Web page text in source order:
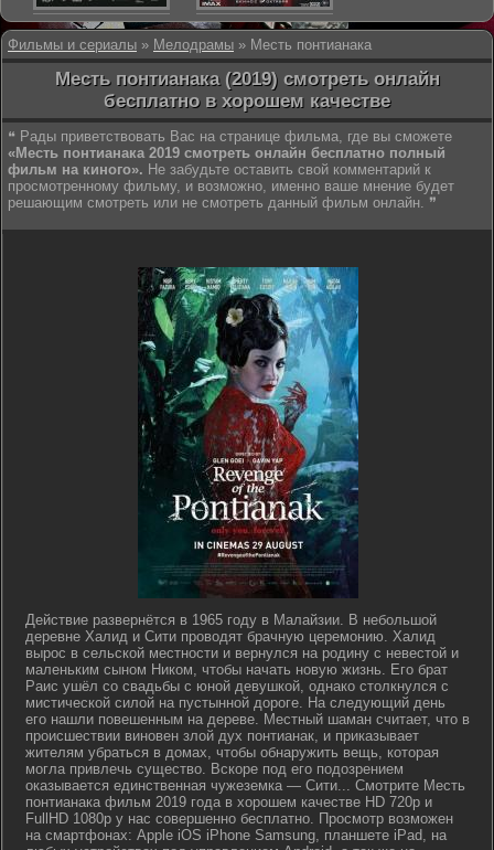
Фильмы и сериалы » Мелодрамы » Месть понтианака
Месть понтианака (2019) смотреть онлайн
бесплатно в хорошем качестве
❝ Рады приветствовать Вас на странице фильма, где вы сможете
«Месть понтианака 2019 смотреть онлайн бесплатно полный
фильм на киного». Не забудьте оставить свой комментарий к
просмотренному фильму, и возможно, именно ваше мнение будет
решающим смотреть или не смотреть данный фильм онлайн. ❞
Действие развернётся в 1965 году в Малайзии. В небольшой
деревне Халид и Сити проводят брачную церемонию. Халид
вырос в сельской местности и вернулся на родину с невестой и
маленьким сыном Ником, чтобы начать новую жизнь. Его брат
Раис ушёл со свадьбы с юной девушкой, однако столкнулся с
мистической силой на пустынной дороге. На следующий день
его нашли повешенным на дереве. Местный шаман считает, что в
происшествии виновен злой дух понтианак, и приказывает
жителям убраться в домах, чтобы обнаружить вещь, которая
могла привлечь существо. Вскоре под его подозрением
оказывается единственная чужеземка — Сити... Смотрите Месть
понтианака фильм 2019 года в хорошем качестве HD 720p и
FullHD 1080p у нас совершенно бесплатно. Просмотр возможен
на смартфонах: Apple iOS iPhone Samsung, планшете iPad, на